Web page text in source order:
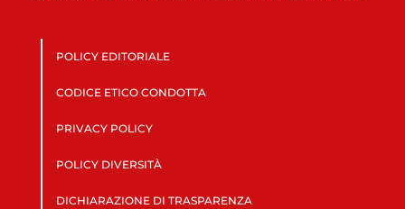
POLICY EDITORIALE
CODICE ETICO CONDOTTA
PRIVACY POLICY
POLICY DIVERSITÀ
DICHIARAZIONE DI TRASPARENZA